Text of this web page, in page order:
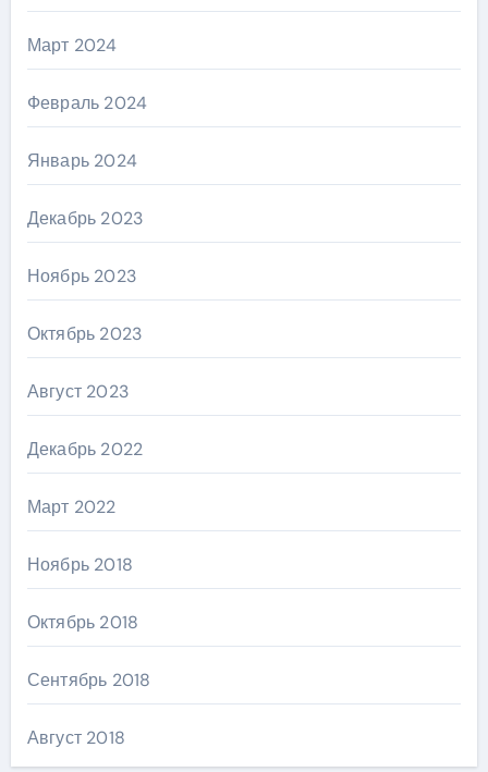
Март 2024
Февраль 2024
Январь 2024
Декабрь 2023
Ноябрь 2023
Октябрь 2023
Август 2023
Декабрь 2022
Март 2022
Ноябрь 2018
Октябрь 2018
Сентябрь 2018
Август 2018